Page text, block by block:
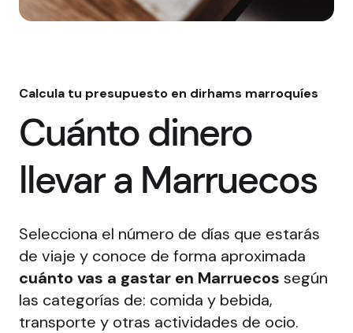
Calcula tu presupuesto en dirhams marroquíes
Cuánto dinero
llevar a Marruecos
Selecciona el número de días que estarás
de viaje y conoce de forma aproximada
cuánto vas a gastar en Marruecos según
las categorías de: comida y bebida,
transporte y otras actividades de ocio.